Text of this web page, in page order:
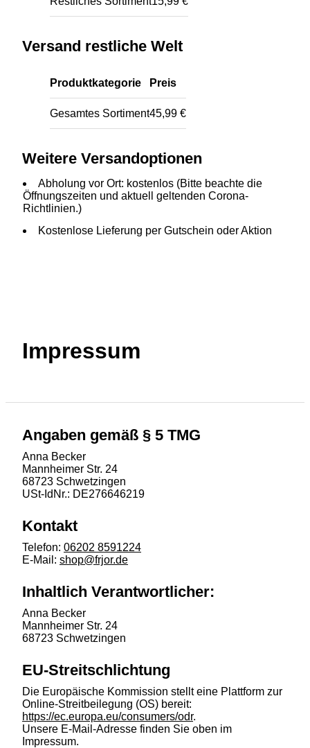
Versand restliche Welt
Produktkategorie Preis
Gesamtes Sortiment45,99 €
Weitere Versandoptionen
Abholung vor Ort: kostenlos (Bitte beachte die
Öffnungszeiten und aktuell geltenden Corona-
Richtlinien.)
Kostenlose Lieferung per Gutschein oder Aktion
Impressum
Angaben gemäß § 5 TMG
Anna Becker
Mannheimer Str. 24
68723 Schwetzingen
USt-IdNr.: DE276646219
Kontakt
Telefon: 06202 8591224
E-Mail: shop@frjor.de
Inhaltlich Verantwortlicher:
Anna Becker
Mannheimer Str. 24
68723 Schwetzingen
EU-Streitschlichtung
Die Europäische Kommission stellt eine Plattform zur
Online-Streitbeilegung (OS) bereit:
https://ec.europa.eu/consumers/odr.
Unsere E-Mail-Adresse finden Sie oben im
Impressum.